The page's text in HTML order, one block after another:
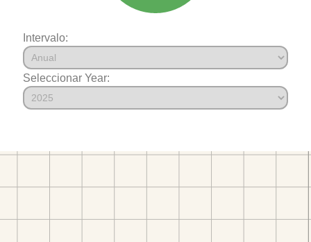
Intervalo:
Seleccionar Year: